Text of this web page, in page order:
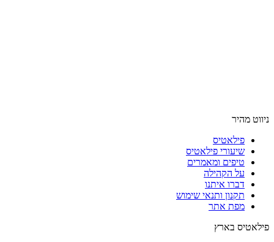
ניווט מהיר
פילאטיס
שיעורי פילאטיס
טיפים ומאמרים
על הקהילה
דברו איתנו
תקנון ותנאי שימוש
מפת אתר
פילאטיס בארץ